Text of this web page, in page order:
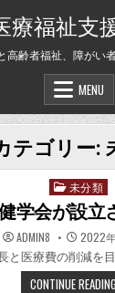
療福祉支
高齢者福祉、障がい
MENU
テゴリー:
Posted
in
未分類
学会が設立
ADMIN8 2022
と医療費の削減を
CONTINUE READING